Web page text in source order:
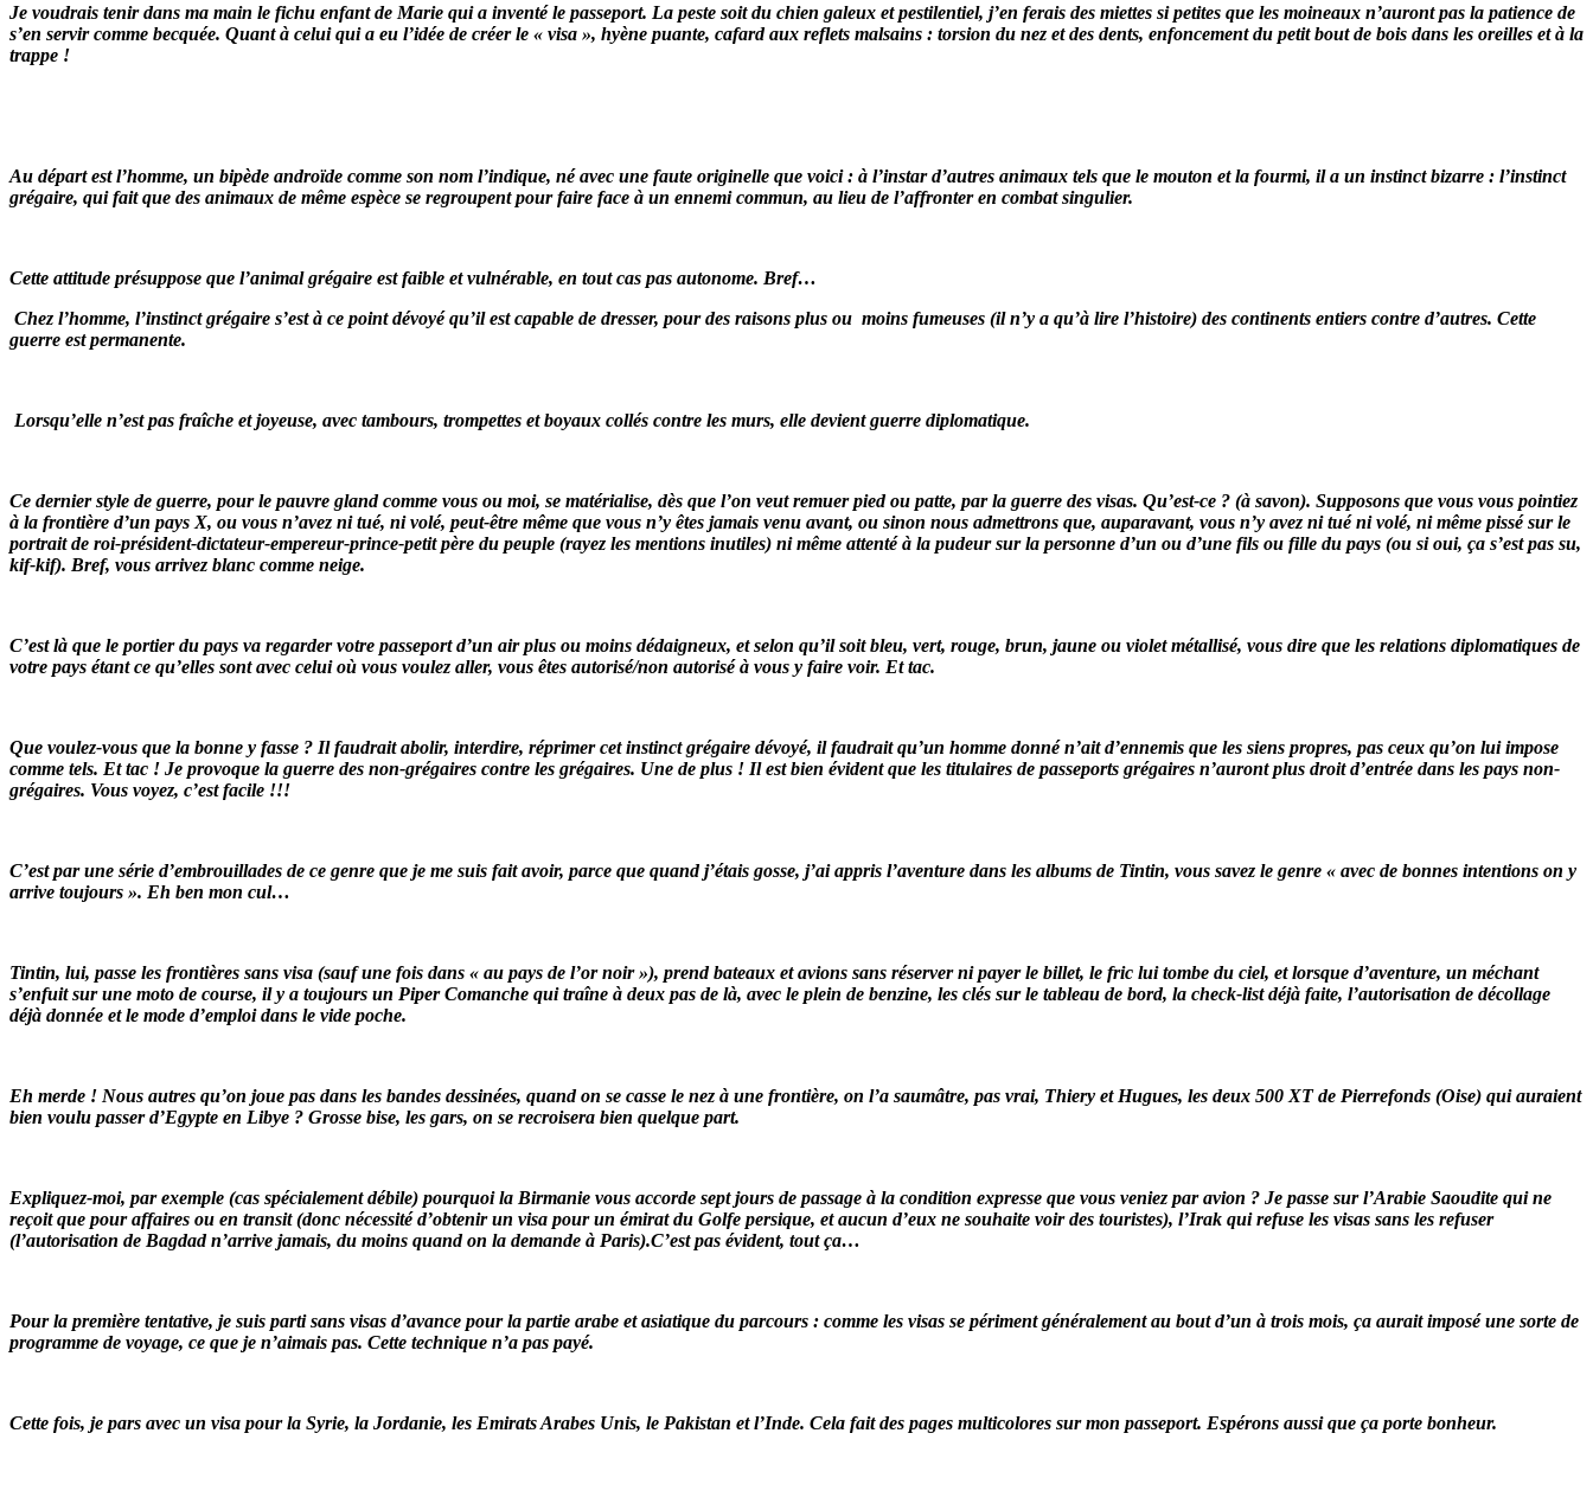
Je voudrais tenir dans ma main le fichu enfant de Marie qui a inventé le passeport. La peste soit du chien galeux et pestilentiel, j’en ferais des miettes si petites que les moineaux n’auront pas la patience de
s’en servir comme becquée. Quant à celui qui a eu l’idée de créer le « visa », hyène puante, cafard aux reflets malsains : torsion du nez et des dents, enfoncement du petit bout de bois dans les oreilles et à la
trappe !
Au départ est l’homme, un bipède androïde comme son nom l’indique, né avec une faute originelle que voici : à l’instar d’autres animaux tels que le mouton et la fourmi, il a un instinct bizarre : l’instinct
grégaire, qui fait que des animaux de même espèce se regroupent pour faire face à un ennemi commun, au lieu de l’affronter en combat singulier.
Cette attitude présuppose que l’animal grégaire est faible et vulnérable, en tout cas pas autonome. Bref…
Chez l’homme, l’instinct grégaire s’est à ce point dévoyé qu’il est capable de dresser, pour des raisons plus ou moins fumeuses (il n’y a qu’à lire l’histoire) des continents entiers contre d’autres. Cette
guerre est permanente.
Lorsqu’elle n’est pas fraîche et joyeuse, avec tambours, trompettes et boyaux collés contre les murs, elle devient guerre diplomatique.
Ce dernier style de guerre, pour le pauvre gland comme vous ou moi, se matérialise, dès que l’on veut remuer pied ou patte, par la guerre des visas. Qu’est-ce ? (à savon). Supposons que vous vous pointiez
à la frontière d’un pays X, ou vous n’avez ni tué, ni volé, peut-être même que vous n’y êtes jamais venu avant, ou sinon nous admettrons que, auparavant, vous n’y avez ni tué ni volé, ni même pissé sur le
portrait de roi-président-dictateur-empereur-prince-petit père du peuple (rayez les mentions inutiles) ni même attenté à la pudeur sur la personne d’un ou d’une fils ou fille du pays (ou si oui, ça s’est pas su,
kif-kif). Bref, vous arrivez blanc comme neige.
C’est là que le portier du pays va regarder votre passeport d’un air plus ou moins dédaigneux, et selon qu’il soit bleu, vert, rouge, brun, jaune ou violet métallisé, vous dire que les relations diplomatiques de
votre pays étant ce qu’elles sont avec celui où vous voulez aller, vous êtes autorisé/non autorisé à vous y faire voir. Et tac.
Que voulez-vous que la bonne y fasse ? Il faudrait abolir, interdire, réprimer cet instinct grégaire dévoyé, il faudrait qu’un homme donné n’ait d’ennemis que les siens propres, pas ceux qu’on lui impose
comme tels. Et tac ! Je provoque la guerre des non-grégaires contre les grégaires. Une de plus ! Il est bien évident que les titulaires de passeports grégaires n’auront plus droit d’entrée dans les pays non-
grégaires. Vous voyez, c’est facile !!!
C’est par une série d’embrouillades de ce genre que je me suis fait avoir, parce que quand j’étais gosse, j’ai appris l’aventure dans les albums de Tintin, vous savez le genre « avec de bonnes intentions on y
arrive toujours ». Eh ben mon cul…
Tintin, lui, passe les frontières sans visa (sauf une fois dans « au pays de l’or noir »), prend bateaux et avions sans réserver ni payer le billet, le fric lui tombe du ciel, et lorsque d’aventure, un méchant
s’enfuit sur une moto de course, il y a toujours un Piper Comanche qui traîne à deux pas de là, avec le plein de benzine, les clés sur le tableau de bord, la check-list déjà faite, l’autorisation de décollage
déjà donnée et le mode d’emploi dans le vide poche.
Eh merde ! Nous autres qu’on joue pas dans les bandes dessinées, quand on se casse le nez à une frontière, on l’a saumâtre, pas vrai, Thiery et Hugues, les deux 500 XT de Pierrefonds (Oise) qui auraient
bien voulu passer d’Egypte en Libye ? Grosse bise, les gars, on se recroisera bien quelque part.
Expliquez-moi, par exemple (cas spécialement débile) pourquoi la Birmanie vous accorde sept jours de passage à la condition expresse que vous veniez par avion ? Je passe sur l’Arabie Saoudite qui ne
reçoit que pour affaires ou en transit (donc nécessité d’obtenir un visa pour un émirat du Golfe persique, et aucun d’eux ne souhaite voir des touristes), l’Irak qui refuse les visas sans les refuser
(l’autorisation de Bagdad n’arrive jamais, du moins quand on la demande à Paris).C’est pas évident, tout ça…
Pour la première tentative, je suis parti sans visas d’avance pour la partie arabe et asiatique du parcours : comme les visas se périment généralement au bout d’un à trois mois, ça aurait imposé une sorte de
programme de voyage, ce que je n’aimais pas. Cette technique n’a pas payé.
Cette fois, je pars avec un visa pour la Syrie, la Jordanie, les Emirats Arabes Unis, le Pakistan et l’Inde. Cela fait des pages multicolores sur mon passeport. Espérons aussi que ça porte bonheur.